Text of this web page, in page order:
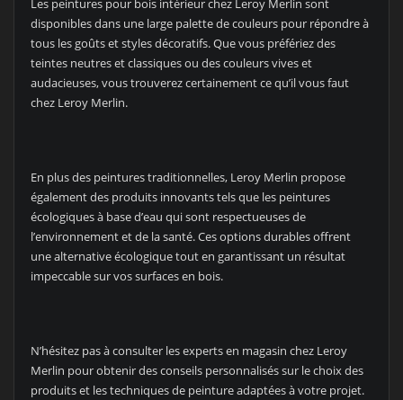
Les peintures pour bois intérieur chez Leroy Merlin sont
disponibles dans une large palette de couleurs pour répondre à
tous les goûts et styles décoratifs. Que vous préfériez des
teintes neutres et classiques ou des couleurs vives et
audacieuses, vous trouverez certainement ce qu’il vous faut
chez Leroy Merlin.
En plus des peintures traditionnelles, Leroy Merlin propose
également des produits innovants tels que les peintures
écologiques à base d’eau qui sont respectueuses de
l’environnement et de la santé. Ces options durables offrent
une alternative écologique tout en garantissant un résultat
impeccable sur vos surfaces en bois.
N’hésitez pas à consulter les experts en magasin chez Leroy
Merlin pour obtenir des conseils personnalisés sur le choix des
produits et les techniques de peinture adaptées à votre projet.